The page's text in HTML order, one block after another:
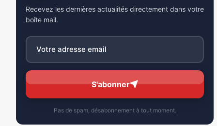
Recevez les dernières actualités directement dans votre
boîte mail.
S'abonner
Pas de spam, désabonnement à tout moment.